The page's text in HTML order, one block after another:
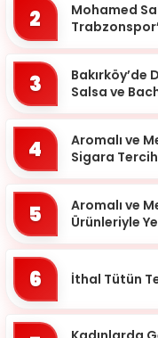
2
Mohamed
3
Bakırköy’de
Salsa ve
4
Aromalı ve
Sigara
5
Aromalı ve
Ürünleriyle
6 İthal Tütün
Antalya
Ardahan
Artvin
Aydın
Balıkesir
Bartın
Batman
Bayburt
Bilecik
Bingöl
Bitlis